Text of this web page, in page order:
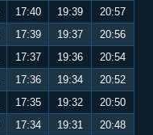
17:40 19:39
20:57
17:39 19:37
20:56
17:37 19:36
20:54
17:36 19:34
20:52
17:35 19:32
20:50
17:34 19:31
20:48